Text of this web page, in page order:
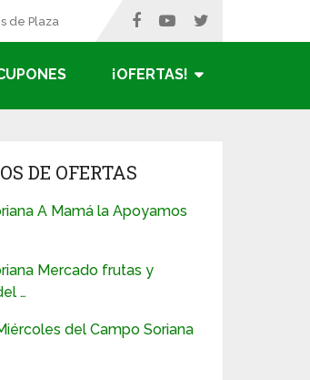
de Plaza
¡OFERTAS!
DE OFERTAS
A Mamá la Apoyamos
Mercado frutas y
…
del Campo Soriana